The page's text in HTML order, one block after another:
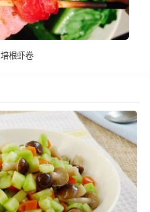
培根虾卷